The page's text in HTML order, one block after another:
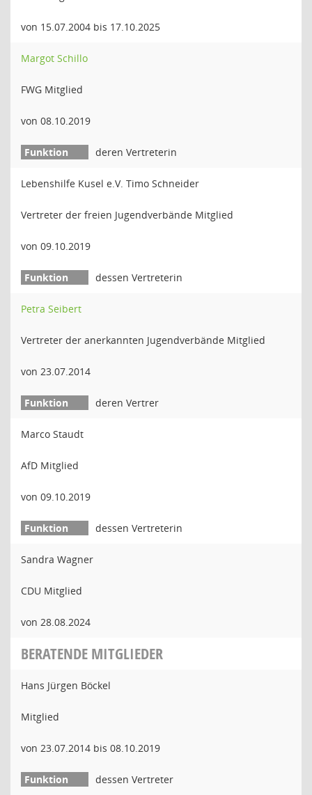
von 15.07.2004 bis 17.10.2025
Margot Schillo
FWG Mitglied
von 08.10.2019
deren Vertreterin
Lebenshilfe Kusel e.V. Timo Schneider
Vertreter der freien Jugendverbände Mitglied
von 09.10.2019
dessen Vertreterin
Petra Seibert
Vertreter der anerkannten Jugendverbände Mitglied
von 23.07.2014
deren Vertrer
Marco Staudt
AfD Mitglied
von 09.10.2019
dessen Vertreterin
Sandra Wagner
CDU Mitglied
von 28.08.2024
BERATENDE MITGLIEDER
Hans Jürgen Böckel
Mitglied
von 23.07.2014 bis 08.10.2019
dessen Vertreter